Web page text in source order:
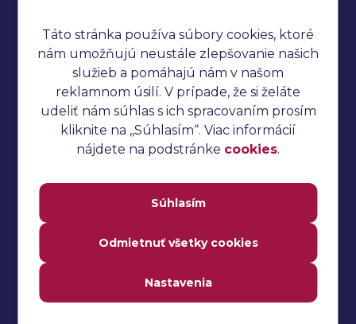
Cucumber tutoriál
Manuálne testovanie
Selenium tutoriál
Jmeter tutoriál
Automatizované testovanie
Katalon Studio tutoriál
TestNG tutoriál
Často kladené otázky
Táto stránka používa súbory cookies, ktoré
nám umožňujú neustále zlepšovanie našich
služieb a pomáhajú nám v našom
reklamnom úsilí. V prípade, že si želáte
udeliť nám súhlas s ich spracovaním prosím
kliknite na ,,Súhlasím“. Viac informácií
nájdete na podstránke cookies.
Súhlasím
Odmietnuť všetky cookies
Nastavenia